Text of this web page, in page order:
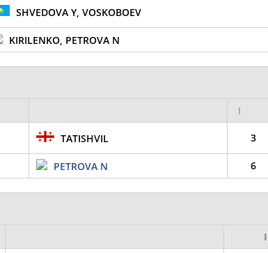
SHVEDOVA Y, VOSKOBOEV
KIRILENKO, PETROVA N
I
TATISHVIL 3
PETROVA N 6
I